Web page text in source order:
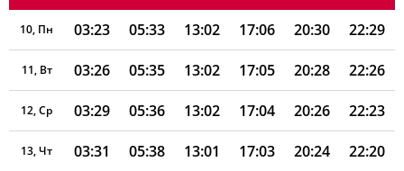
10, Пн 03:23 05:33 13:02 17:06 20:30 22:29
11, Вт 03:26 05:35 13:02 17:05 20:28 22:26
12, Ср 03:29 05:36 13:02 17:04 20:26 22:23
13, Чт 03:31 05:38 13:01 17:03 20:24 22:20